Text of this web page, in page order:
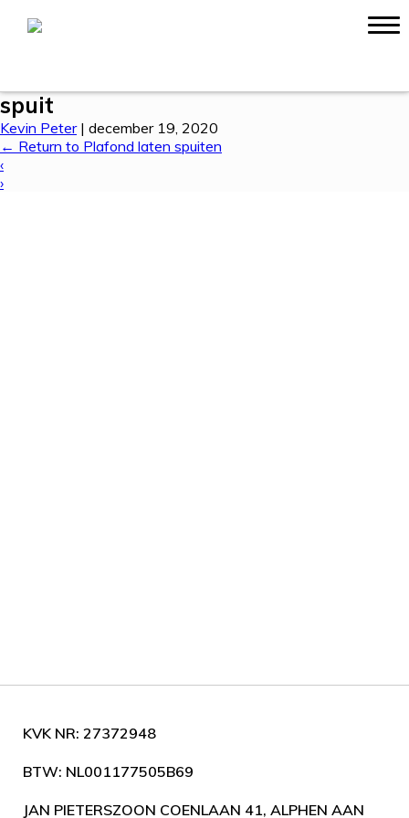
spuit
Kevin Peter | december 19, 2020
← Return to Plafond laten spuiten
‹
›
KVK NR: 27372948
BTW: NL001177505B69
JAN PIETERSZOON COENLAAN 41, ALPHEN AAN
Contact